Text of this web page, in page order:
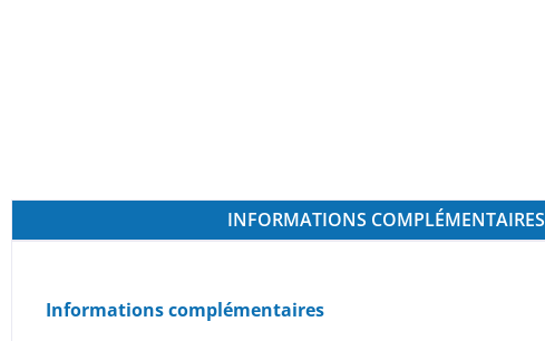
INFORMATIONS COMPLÉMENTAIRES
Informations complémentaires